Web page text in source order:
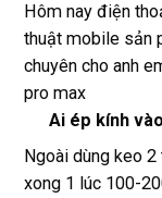
Hôm nay điện
thuật mobile sản
chuyên cho anh
pro max
Ai ép kính
Ngoài dùng keo
xong 1 lúc 100-